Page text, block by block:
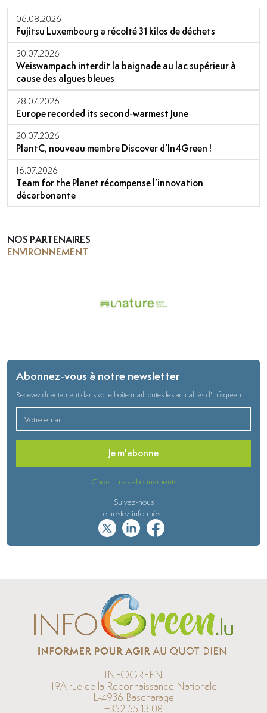
06.08.2026
Fujitsu Luxembourg a récolté 31 kilos de déchets
30.07.2026
Weiswampach interdit la baignade au lac supérieur à
cause des algues bleues
28.07.2026
Europe recorded its second-warmest June
20.07.2026
PlantC, nouveau membre Discover d’In4Green !
16.07.2026
Team for the Planet récompense l’innovation
décarbonante
NOS PARTENAIRES
ENVIRONNEMENT
Abonnez-vous à notre newsletter
Recevez directement dans votre boîte mail toutes les actualités d'Infogreen !
Je m'abonne
Choisir mes abonnements
Suivez-nous
et restez informés !
INFOGREEN
19A rue de la Reconnaissance Nationale
L-4936 Bascharage
+352 55 13 08